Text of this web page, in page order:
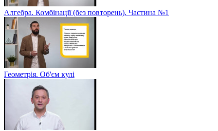
Алгебра. Комбінації (без повторень). Частина №1
Геометрія. Об'єм кулі